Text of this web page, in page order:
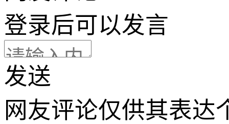
登录后可以发言
发送
网友评论仅供其表达